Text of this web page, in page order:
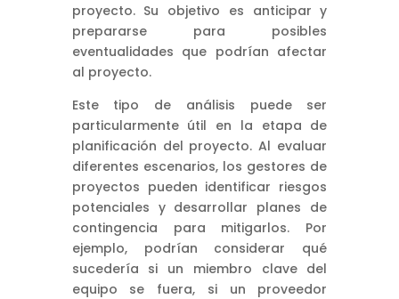
proyecto. Su objetivo es anticipar y
prepararse para posibles
eventualidades que podrían afectar
al proyecto.
Este tipo de análisis puede ser
particularmente útil en la etapa de
planificación del proyecto. Al evaluar
diferentes escenarios, los gestores de
proyectos pueden identificar riesgos
potenciales y desarrollar planes de
contingencia para mitigarlos. Por
ejemplo, podrían considerar qué
sucedería si un miembro clave del
equipo se fuera, si un proveedor